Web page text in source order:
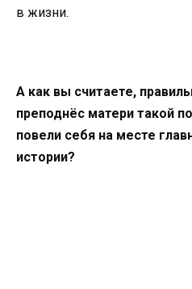
в жизни.
А как вы считаете,
преподнёс матери такой
повели себя на месте
истории?